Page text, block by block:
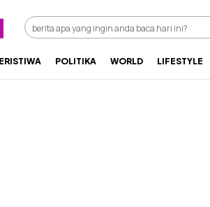
POLITIKA WORLD LIFESTYLE